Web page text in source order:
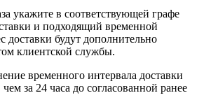
укажите в соответствующей графе
и подходящий временной
доставки будут дополнительно
клиентской службы.
временного интервала доставки
за 24 часа до согласованной ранее